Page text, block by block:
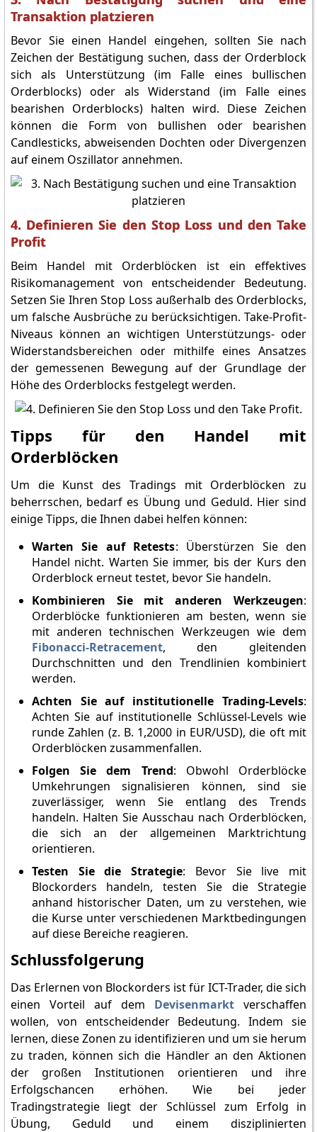
Transaktion platzieren
Bevor Sie einen Handel eingehen, sollten Sie nach
Zeichen der Bestätigung suchen, dass der Orderblock
sich als Unterstützung (im Falle eines bullischen
Orderblocks) oder als Widerstand (im Falle eines
bearishen Orderblocks) halten wird. Diese Zeichen
können die Form von bullishen oder bearishen
Candlesticks, abweisenden Dochten oder Divergenzen
auf einem Oszillator annehmen.
4. Definieren Sie den Stop Loss und den Take
Profit
Beim Handel mit Orderblöcken ist ein effektives
Risikomanagement von entscheidender Bedeutung.
Setzen Sie Ihren Stop Loss außerhalb des Orderblocks,
um falsche Ausbrüche zu berücksichtigen. Take-Profit-
Niveaus können an wichtigen Unterstützungs- oder
Widerstandsbereichen oder mithilfe eines Ansatzes
der gemessenen Bewegung auf der Grundlage der
Höhe des Orderblocks festgelegt werden.
Tipps für den Handel mit
Orderblöcken
Um die Kunst des Tradings mit Orderblöcken zu
beherrschen, bedarf es Übung und Geduld. Hier sind
einige Tipps, die Ihnen dabei helfen können:
Warten Sie auf Retests: Überstürzen Sie den
Handel nicht. Warten Sie immer, bis der Kurs den
Orderblock erneut testet, bevor Sie handeln.
Kombinieren Sie mit anderen Werkzeugen:
Orderblöcke funktionieren am besten, wenn sie
mit anderen technischen Werkzeugen wie dem
Fibonacci-Retracement, den gleitenden
Durchschnitten und den Trendlinien kombiniert
werden.
Achten Sie auf institutionelle Trading-Levels:
Achten Sie auf institutionelle Schlüssel-Levels wie
runde Zahlen (z. B. 1,2000 in EUR/USD), die oft mit
Orderblöcken zusammenfallen.
Folgen Sie dem Trend: Obwohl Orderblöcke
Umkehrungen signalisieren können, sind sie
zuverlässiger, wenn Sie entlang des Trends
handeln. Halten Sie Ausschau nach Orderblöcken,
die sich an der allgemeinen Marktrichtung
orientieren.
Testen Sie die Strategie: Bevor Sie live mit
Blockorders handeln, testen Sie die Strategie
anhand historischer Daten, um zu verstehen, wie
die Kurse unter verschiedenen Marktbedingungen
auf diese Bereiche reagieren.
Schlussfolgerung
Das Erlernen von Blockorders ist für ICT-Trader, die sich
einen Vorteil auf dem Devisenmarkt verschaffen
wollen, von entscheidender Bedeutung. Indem sie
lernen, diese Zonen zu identifizieren und um sie herum
zu traden, können sich die Händler an den Aktionen
der großen Institutionen orientieren und ihre
Erfolgschancen erhöhen. Wie bei jeder
Tradingstrategie liegt der Schlüssel zum Erfolg in
Übung, Geduld und einem disziplinierten